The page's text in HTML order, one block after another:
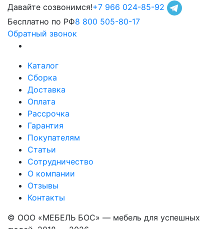
Давайте созвонимся!+7 966 024-85-92
Бесплатно по РФ8 800 505-80-17
Обратный звонок
Каталог
Сборка
Доставка
Оплата
Рассрочка
Гарантия
Покупателям
Статьи
Сотрудничество
О компании
Отзывы
Контакты
© ООО «МЕБЕЛЬ БОС» — мебель для успешных